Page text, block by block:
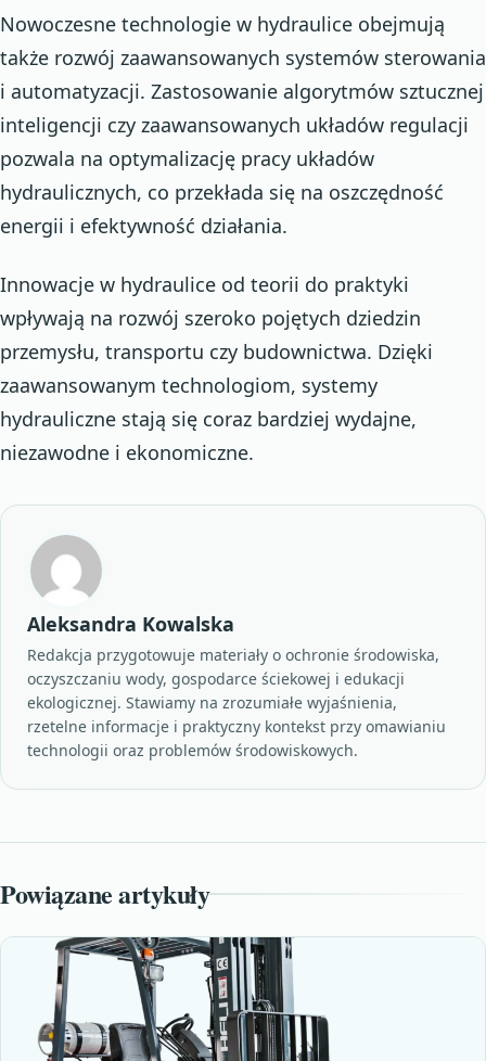
Nowoczesne technologie w hydraulice obejmują
także rozwój zaawansowanych systemów sterowania
i automatyzacji. Zastosowanie algorytmów sztucznej
inteligencji czy zaawansowanych układów regulacji
pozwala na optymalizację pracy układów
hydraulicznych, co przekłada się na oszczędność
energii i efektywność działania.
Innowacje w hydraulice od teorii do praktyki
wpływają na rozwój szeroko pojętych dziedzin
przemysłu, transportu czy budownictwa. Dzięki
zaawansowanym technologiom, systemy
hydrauliczne stają się coraz bardziej wydajne,
niezawodne i ekonomiczne.
Aleksandra Kowalska
Redakcja przygotowuje materiały o ochronie środowiska,
oczyszczaniu wody, gospodarce ściekowej i edukacji
ekologicznej. Stawiamy na zrozumiałe wyjaśnienia,
rzetelne informacje i praktyczny kontekst przy omawianiu
technologii oraz problemów środowiskowych.
Powiązane artykuły